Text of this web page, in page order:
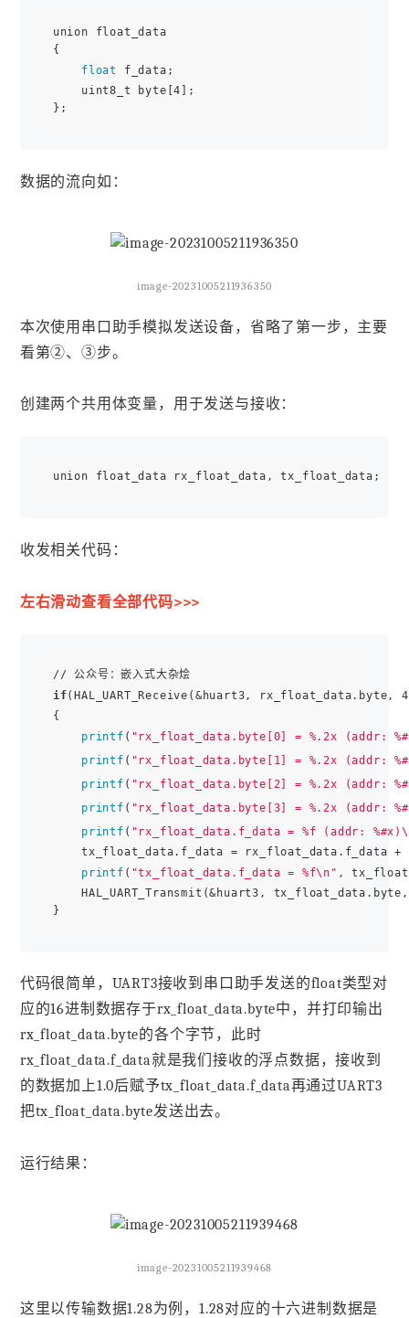
union float_data
{
float
f_data;
uint8_t byte[4];
数据的流向如：
image-20231005211936350
本次使用串口助手模拟发送设备，省略了第一步，主要
看第②、③步。
创建两个共用体变量，用于发送与接收：
收发相关代码：
左右滑动查看全部代码>>>
if(HAL_UART_Receive(&huart3, rx_float_data.byte, 4,
{
printf ( "rx_float_data.byte[0] = %.2x (addr:
printf ( "rx_float_data.byte[1] = %.2x (addr:
printf ( "rx_float_data.byte[2] = %.2x (addr:
printf ( "rx_float_data.byte[3] = %.2x (addr:
printf ( "rx_float_data.f_data = %f (addr:
tx_float_data.f_data = rx_float_data.f_data +
printf ( "tx_float_data.f_data = %f\n" ,
HAL_UART_Transmit(&huart3,
代码很简单，UART3接收到串口助手发送的float类型对
应的16进制数据存于rx_float_data.byte中，并打印输出
rx_float_data.byte的各个字节，此时
rx_float_data.f_data就是我们接收的浮点数据，接收到
的数据加上1.0后赋予tx_float_data.f_data再通过UART3
把tx_float_data.byte发送出去。
运行结果：
image-20231005211939468
这里以传输数据1.28为例，1.28对应的十六进制数据是